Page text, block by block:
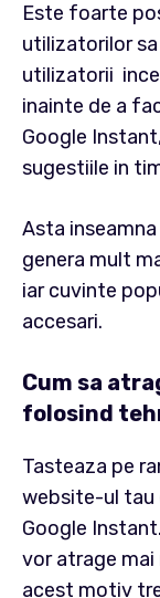
Este foarte
utilizatorilor sa
utilizatorii
inainte de a
Google
sugestiile in
Asta
genera mult
iar cuvinte
accesari.
Cum sa
folosind
Tasteaza pe
website-ul tau
Google
vor atrage
acest motiv